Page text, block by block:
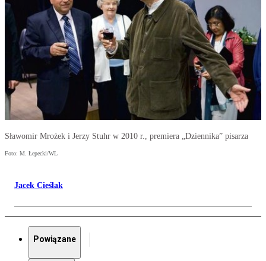
Sławomir Mrożek i Jerzy Stuhr w 2010 r., premiera „Dziennika” pisarza
Foto: M. Łepecki/WL
Jacek Cieślak
Powiązane